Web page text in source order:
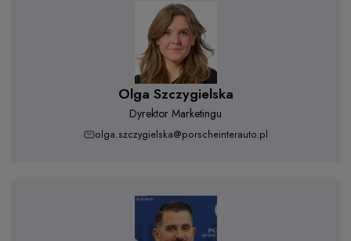
Olga Szczygielska
Dyrektor Marketingu
olga.szczygielska@porscheinterauto.pl